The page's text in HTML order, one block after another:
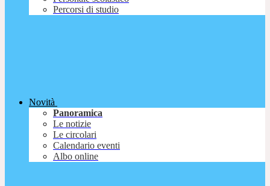
Percorsi di studio
Novità
Panoramica
Le notizie
Le circolari
Calendario eventi
Albo online